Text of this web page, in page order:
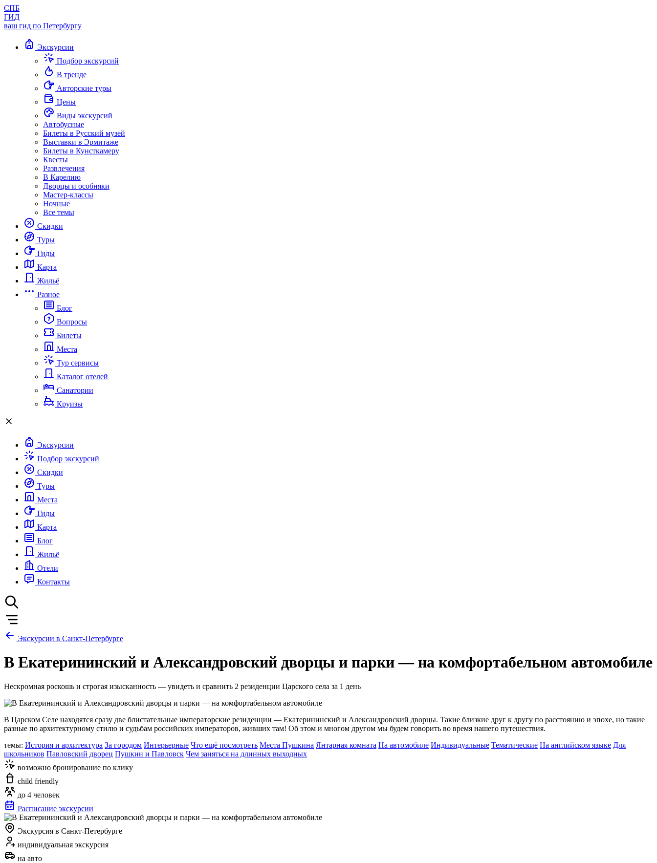
СПБ
ГИД
ваш гид по Петербургу
Экскурсии
Подбор экскурсий
В тренде
Авторские туры
Цены
Виды экскурсий
Автобусные
Билеты в Русский музей
Выставки в Эрмитаже
Билеты в Кунсткамеру
Квесты
Развлечения
В Карелию
Дворцы и особняки
Мастер-классы
Ночные
Все темы
Скидки
Туры
Гиды
Карта
Жильё
Разное
Блог
Вопросы
Билеты
Места
Тур сервисы
Каталог отелей
Санатории
Круизы
Экскурсии
Подбор экскурсий
Скидки
Туры
Места
Гиды
Карта
Блог
Жильё
Отели
Контакты
Экскурсии в Санкт-Петербурге
В Екатерининский и Александровский дворцы и парки — на комфортабельном автомобиле
Нескромная роскошь и строгая изысканность — увидеть и сравнить 2 резиденции Царского села за 1 день
В Царском Селе находятся сразу две блистательные императорские резиденции — Екатерининский и Александровский дворцы. Такие близкие друг к другу по расстоянию и эпохе, но такие
разные по архитектурному стилю и судьбам российских императоров, живших там! Об этом и многом другом мы будем говорить во время нашего путешествия.
темы: История и архитектура За городом Интерьерные Что ещё посмотреть Места Пушкина Янтарная комната На автомобиле Индивидуальные Тематические На английском языке Для
школьников Павловский дворец Пушкин и Павловск Чем заняться на длинных выходных
возможно бронирование по клику
child friendly
до 4 человек
Расписание экскурсии
Экскурсия в Санкт-Петербурге
индивидуальная экскурсия
на авто